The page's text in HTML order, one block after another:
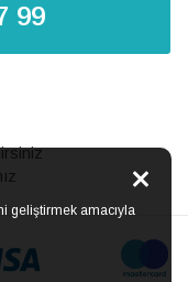
geliştirmek amacıyla
99